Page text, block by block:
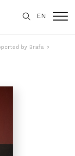
EN
by Brafa >